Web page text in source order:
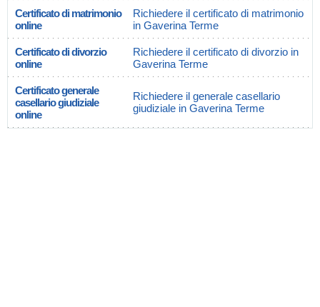
Certificato di matrimonio
online
Richiedere il certificato di matrimonio
in Gaverina Terme
Certificato di divorzio
online
Richiedere il certificato di divorzio in
Gaverina Terme
Certificato generale
casellario giudiziale
online
Richiedere il generale casellario
giudiziale in Gaverina Terme